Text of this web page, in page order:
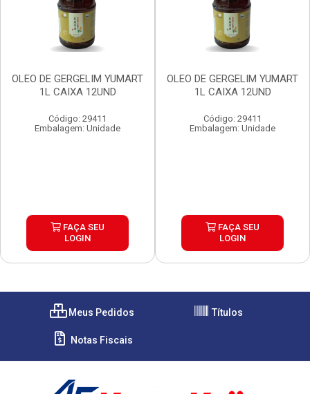
OLEO DE GERGELIM YUMART
1L CAIXA 12UND
Código: 29411
Embalagem: Unidade
FAÇA SEU
LOGIN
OLEO DE GERGELIM YUMART
1L CAIXA 12UND
Código: 29411
Embalagem: Unidade
FAÇA SEU
LOGIN
Meus Pedidos Títulos
Notas Fiscais